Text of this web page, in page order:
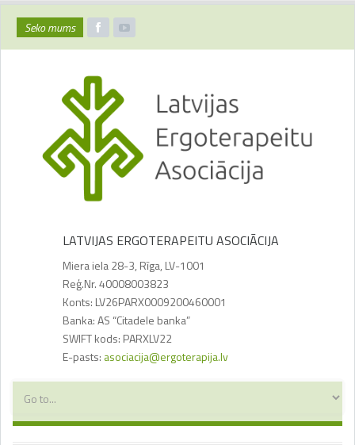
Seko mums
LATVIJAS ERGOTERAPEITU ASOCIĀCIJA
Miera iela 28-3, Rīga, LV-1001
Reģ.Nr. 40008003823
Konts: LV26PARX0009200460001
Banka: AS “Citadele banka”
SWIFT kods: PARXLV22
E-pasts: asociacija@ergoterapija.lv